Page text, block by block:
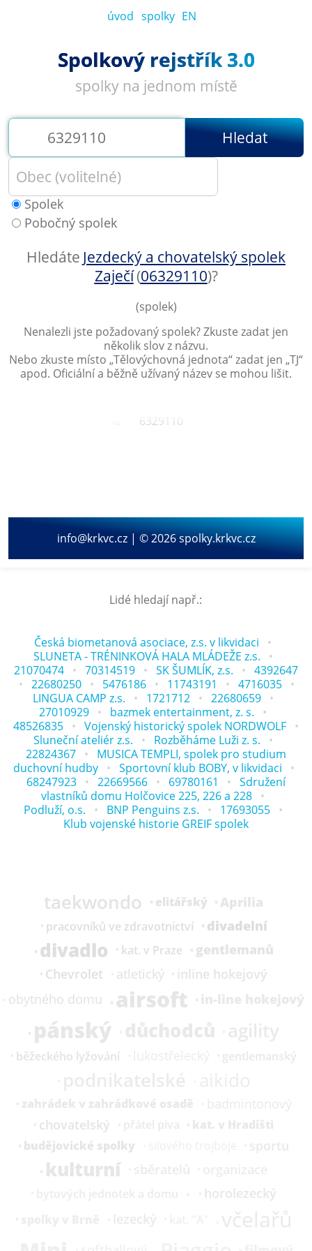
úvod spolky EN
Spolkový rejstřík 3.0
spolky na jednom místě
Hledat
Spolek
Pobočný spolek
Hledáte Jezdecký a chovatelský spolek
Zaječí(06329110)?
(spolek)
Nenalezli jste požadovaný spolek? Zkuste zadat jen
několik slov z názvu.
Nebo zkuste místo „Tělovýchovná jednota“ zadat jen „TJ“
apod. Oficiální a běžně užívaný název se mohou lišit.
info@krkvc.cz | © 2026 spolky.krkvc.cz
Lidé hledají např.:
Česká biometanová asociace, z.s. v likvidaci
SLUNETA - TRÉNINKOVÁ HALA MLÁDEŽE z.s.
21070474
70314519 SK ŠUMLÍK, z.s.
4392647
22680250
5476186 11743191
4716035
LINGUA CAMP z.s.
1721712
22680659
27010929
bazmek entertainment, z. s.
48526835
Vojenský historický spolek NORDWOLF
Sluneční ateliér z.s.
Rozběháme Luži z. s.
22824367
MUSICA TEMPLI, spolek pro studium
duchovní hudby
Sportovní klub BOBY, v likvidaci
68247923
22669566 69780161
Sdružení
vlastníků domu Holčovice 225, 226 a 228
Podluží, o.s.
BNP Penguins z.s.
17693055
Klub vojenské historie GREIF spolek
taekwondo elitářský Aprilia
pracovníků ve zdravotnictví divadelní
divadlo kat.v Praze
gentlemanů
Chevrolet
atletický
inline hokejový
obytného domu
airsoft
pánský
běžeckého lyžování gentlemanský
zahrádek v zahrádkové osadě
chovatelský
budějovické spolky
kulturní
horolezecký